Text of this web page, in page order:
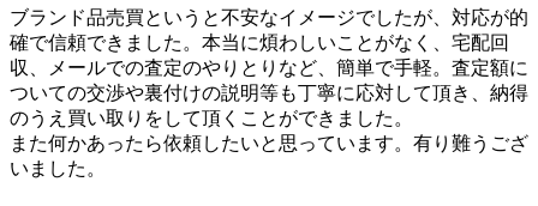
ブランド品売買というと不安なイメージでしたが、対応が的
確で信頼できました。本当に煩わしいことがなく、宅配回
収、メールでの査定のやりとりなど、簡単で手軽。査定額に
ついての交渉や裏付けの説明等も丁寧に応対して頂き、納得
のうえ買い取りをして頂くことができました。
また何かあったら依頼したいと思っています。有り難うござ
いました。